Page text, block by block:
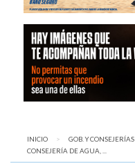
INICIO GOB. Y CONSEJERÍAS
AQUÍ:
CONSEJERÍA DE AGUA, ...